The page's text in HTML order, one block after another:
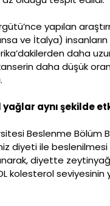
yapılan
ve İtalya)
daha
daha düşük
aynı şekilde
Beslenme Bölüm
diyeti ile
diyette zeytinyağı
kolesterol